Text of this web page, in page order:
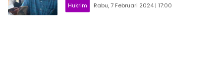
Hukrim Rabu, 7 Februari 2024 | 17:00